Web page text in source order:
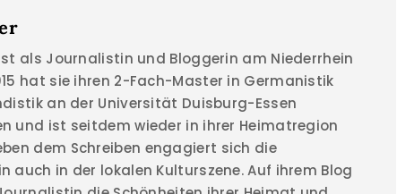
als Journalistin und Bloggerin am Niederrhein
hat sie ihren 2-Fach-Master in Germanistik
an der Universität Duisburg-Essen
und ist seitdem wieder in ihrer Heimatregion
dem Schreiben engagiert sich die
auch in der lokalen Kulturszene. Auf ihrem Blog